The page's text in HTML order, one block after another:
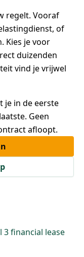
regelt. Vooraf
of
Kies je voor
duizenden
vind je vrijwel
je in de eerste
Geen
afloopt.